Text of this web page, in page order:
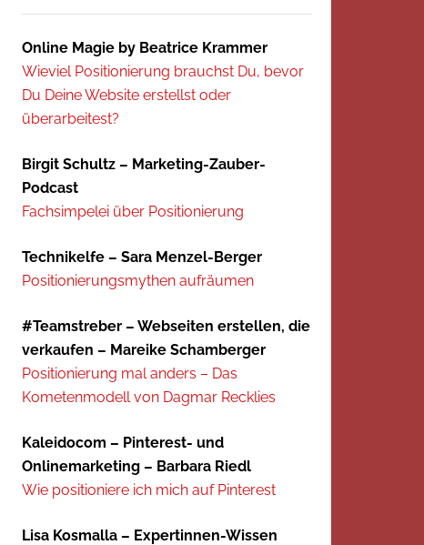
Online Magie by Beatrice Krammer
Wieviel Positionierung brauchst Du, bevor
Du Deine Website erstellst oder
überarbeitest?
Birgit Schultz – Marketing-Zauber-
Podcast
Fachsimpelei über Positionierung
Technikelfe – Sara Menzel-Berger
Positionierungsmythen aufräumen
#Teamstreber – Webseiten erstellen, die
verkaufen – Mareike Schamberger
Positionierung mal anders – Das
Kometenmodell von Dagmar Recklies
Kaleidocom – Pinterest- und
Onlinemarketing – Barbara Riedl
Wie positioniere ich mich auf Pinterest
Lisa Kosmalla – Expertinnen-Wissen